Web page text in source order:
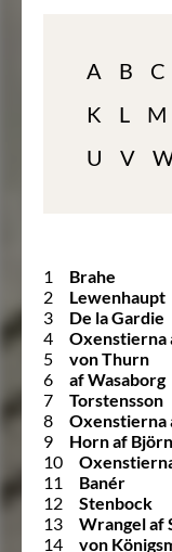
A B C
K
L M
U
V
1
Brahe
2
Lewenhaupt
3
De la Gardie
4
Oxenstierna
5
von Thurn
6
af Wasaborg
7
Torstensson
8
Oxenstierna
9
Horn af
10
11
Banér
12
Stenbock
13
Wrangel af
14
von